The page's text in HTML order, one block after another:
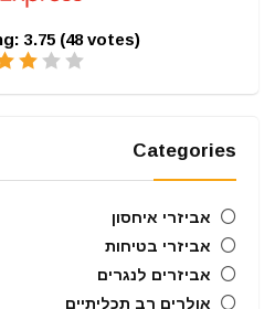
3.75 (48votes)
Categories
אביזרי איחסון
אביזרי בטיחות
אביזרים לנגרים
אולרים רב תכליתיים